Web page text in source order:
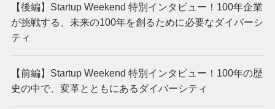
【後編】Startup Weekend 特別インタビュー！100年企業
が挑戦する、未来の100年を創るために必要なダイバーシ
ティ
【前編】Startup Weekend 特別インタビュー！100年の歴
史の中で、変革とともにあるダイバーシティ